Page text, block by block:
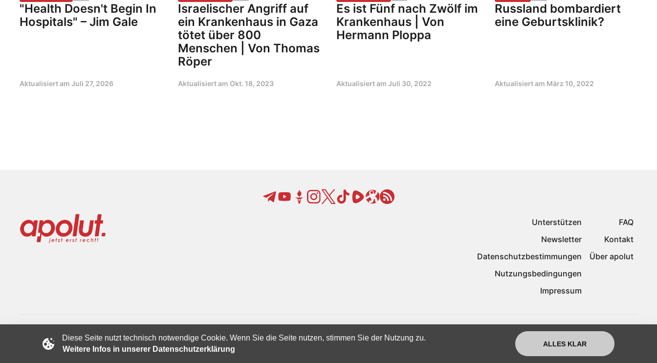
"Health Doesn't Begin In
Hospitals" – Jim Gale
Aktualisiert am Juli 27, 2026
Israelischer Angriff auf
ein Krankenhaus in Gaza
tötet über 800
Menschen | Von Thomas
Röper
Aktualisiert am Okt. 18, 2023
Es ist Fünf nach Zwölf im
Krankenhaus | Von
Hermann Ploppa
Aktualisiert am Juli 30, 2022
Russland bombardiert
eine Geburtsklinik?
Aktualisiert am März 10, 2022
Unterstützen
Newsletter
Datenschutzbestimmungen
Nutzungsbedingungen
Impressum
FAQ
Kontakt
Über apolut
Copyright © 2024 apolut | Jetzt erst recht!. Published apolut Creatives Ltd.
Diese Seite nutzt technisch notwendige Cookie. Wenn Sie die Seite nutzen, stimmen Sie der Nutzung zu.
Weitere Infos in unserer Datenschutzerklärung
ALLES KLAR